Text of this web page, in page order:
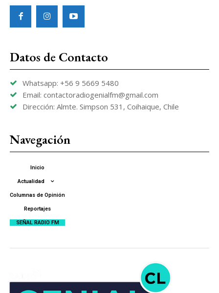
Datos de Contacto
Whatsapp: +56 9 5669 5480
Email: contactoradiogenialfm@gmail.com
Dirección: Almte. Simpson 531, Coihaique, Chile
Navegación
Inicio
Actualidad
Columnas de Opinión
Reportajes
SEÑAL RADIO FM